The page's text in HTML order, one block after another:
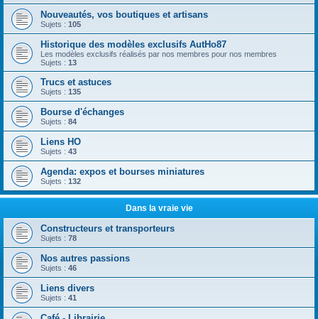
Nouveautés, vos boutiques et artisans
Sujets : 105
Historique des modèles exclusifs AutHo87
Les modèles exclusifs réalisés par nos membres pour nos membres
Sujets : 13
Trucs et astuces
Sujets : 135
Bourse d'échanges
Sujets : 84
Liens HO
Sujets : 43
Agenda: expos et bourses miniatures
Sujets : 132
Dans la vraie vie
Constructeurs et transporteurs
Sujets : 78
Nos autres passions
Sujets : 46
Liens divers
Sujets : 41